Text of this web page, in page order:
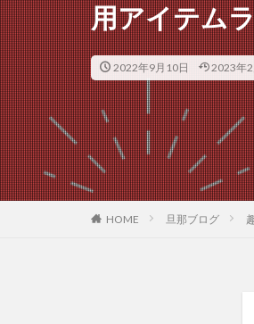
用アイテム
2022年9月10日 2023年
HOME 旦那ブログ